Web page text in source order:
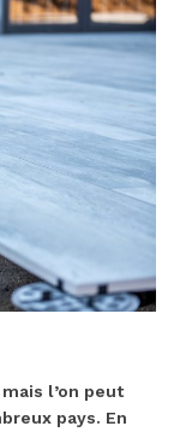
l’on peut
pays. En